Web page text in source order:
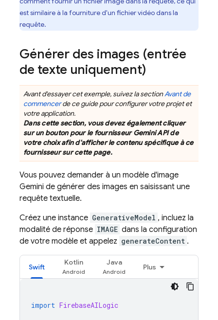
est similaire à la fourniture d'un fichier vidéo dans la
requête.
Générer des images (entrée
de texte uniquement)
Avant d'essayer cet exemple, suivez la sectionAvant de
commencerde ce guide pour configurer votre projet et
votre application.
Dans cette section, vous devez également cliquer
sur un bouton pour le fournisseurGemini APIde
votre choix afin d'afficher le contenu spécifique à ce
fournisseur sur cette page.
Vous pouvez demander à un modèle d'image
Gemini de générer des images en saisissant une
requête textuelle.
Créez une instance GenerativeModel , incluez la
modalité de réponse IMAGE dans la configuration
de votre modèle et appelez generateContent .
Swift
Kotlin Java
Plus
import FirebaseAILogic